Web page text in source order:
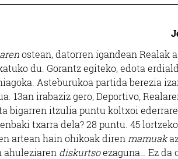
ostean, datorren igandean Realak
du. Gorantz egiteko, edota
Asteburukoa partida berezia
13an irabaziz gero, Deportivo,
bigarren itzulia puntu koltxoi
txarra dela? 28 puntu. 45
artean hain ohikoak diren mamuak
ahuleziaren diskurtsoezaguna… Ez da